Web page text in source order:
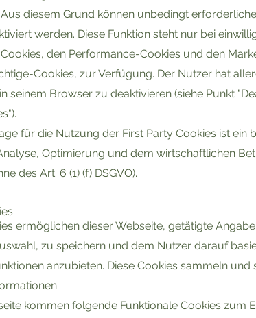
diesem Grund können unbedingt
werden. Diese Funktion steht nur bei
den Performance-Cookies und den
Cookies, zur Verfügung. Der Nutzer hat
seinem Browser zu deaktivieren (siehe Punkt
für die Nutzung der First Party Cookies ist ein
Optimierung und dem wirtschaftlichen
des Art. 6 (1) (f) DSGVO).
ermöglichen dieser Webseite, getätigte
zu speichern und dem Nutzer darauf
anzubieten. Diese Cookies sammeln
kommen folgende Funktionale Cookies zum